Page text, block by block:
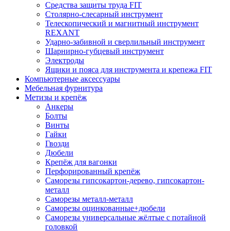
Средства защиты труда FIT
Столярно-слесарный инструмент
Телескопический и магнитный инструмент
REXANT
Ударно-забивной и сверлильный инструмент
Шарнирно-губцевый инструмент
Электроды
Ящики и пояса для инструмента и крепежа FIT
Компьютерные аксессуары
Мебельная фурнитура
Метизы и крепёж
Анкеры
Болты
Винты
Гайки
Гвозди
Дюбели
Крепёж для вагонки
Перфорированный крепёж
Саморезы гипсокартон-дерево, гипсокартон-
металл
Саморезы металл-металл
Саморезы оцинкованные+дюбели
Саморезы универсальные жёлтые с потайной
головкой